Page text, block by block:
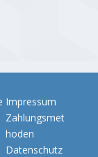
Impressum
Zahlungsmet
hoden
Datenschutz